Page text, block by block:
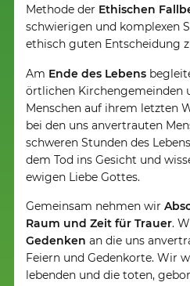
Methode der Ethischen
schwierigen und komplexen
ethisch guten Entscheidung
Am Ende des Lebens
örtlichen Kirchengemeinden
Menschen auf ihrem letzten
bei den uns anvertrauten
schweren Stunden des
dem Tod ins Gesicht und
ewigen Liebe Gottes.
Gemeinsam nehmen wir
Raum und Zeit für Trauer.
Gedenken an die uns
Feiern und Gedenkorte. Wir
lebenden und die toten,